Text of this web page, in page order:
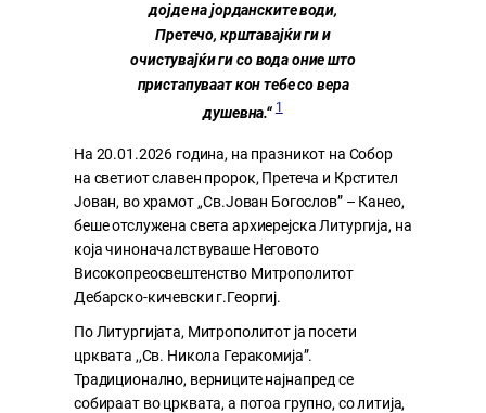
дојде на јорданските води,
Претечо, крштавајќи ги и
очистувајќи ги со вода оние што
пристапуваат кон тебе со вера
душевна.“1
На 20.01.2026 година, на празникот на Собор
на светиот славен пророк, Претеча и Крстител
Јован, во храмот ,,Св.Јован Богослов” – Канео,
беше отслужена света архиерејска Литургија, на
која чиноначалствуваше Неговото
Високопреосвештенство Митрополитот
Дебарско-кичевски г.Георгиј.
По Литургијата, Митрополитот ја посети
црквата ,,Св. Никола Геракомија”.
Традиционално, верниците најнапред се
собираат во црквата, а потоа групно, со литија,